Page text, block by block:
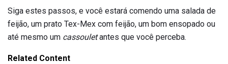
Siga estes passos, e você estará comendo uma salada de
feijão, um prato Tex-Mex com feijão, um bom ensopado ou
até mesmo um cassouletantes que você perceba.
Related Content